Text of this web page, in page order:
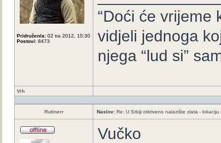
Pridružen/a: 02 tra 2012, 10:30
Postovi: 8473
“Doći će vrijeme
vidjeli jednoga
njega “lud si”
Vrh
Rutinerr Naslov: Re: U Srbiji otkriveno nalazište zlata -
Vučko